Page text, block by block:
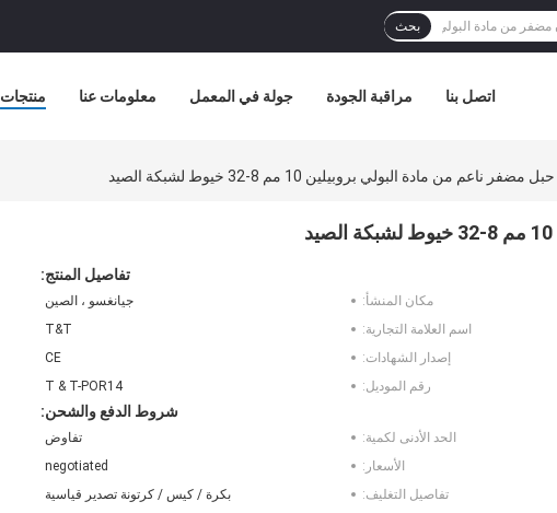
بحث
منتجات معلومات عنا جولة في المعمل مراقبة الجودة اتصل بنا
حبل مضفر ناعم من مادة البولي بروبيلين 10 مم 8-32 خيوط لشبكة الصيد
تفاصيل المنتج:
مكان المنشأ:
جيانغسو ، الصين
اسم العلامة التجارية:
T&T
إصدار الشهادات:
CE
رقم الموديل:
T & T-POR14
شروط الدفع والشحن:
الحد الأدنى لكمية:
تفاوض
الأسعار:
negotiated
تفاصيل التغليف:
بكرة / كيس / كرتونة تصدير قياسية